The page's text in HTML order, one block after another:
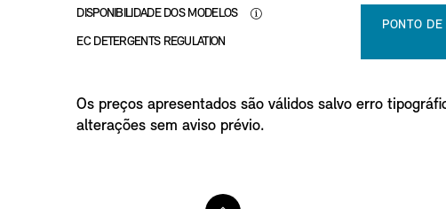
DISPONIBILIDADE DOS MODELOS
EC DETERGENTS REGULATION
PONTO
Os preços apresentados são válidos salvo erro
alterações sem aviso prévio.